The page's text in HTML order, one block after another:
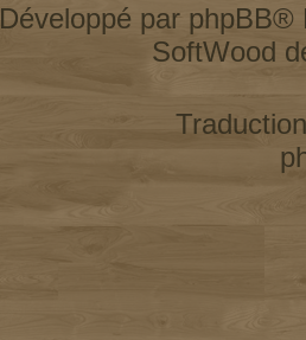
Développé par phpBB®
SoftWood